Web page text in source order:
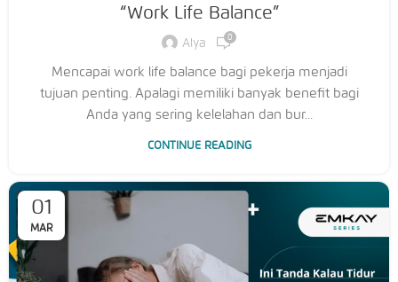
“Work Life Balance”
Alya 0
Mencapai work life balance bagi pekerja menjadi
tujuan penting. Apalagi memiliki banyak benefit bagi
Anda yang sering kelelahan dan bur...
CONTINUE READING
01
MAR